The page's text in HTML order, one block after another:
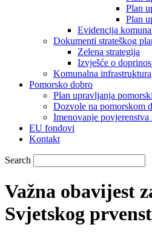
Plan
Plan
Evidencija
Dokumenti strateškog
Zelena strategija
Izvješće o
Komunalna infrastruktura
Pomorsko dobro
Plan upravljanja
Dozvole na pomorskom
Imenovanje
EU fondovi
Kontakt
Search
Važna obavijest
Svjetskog